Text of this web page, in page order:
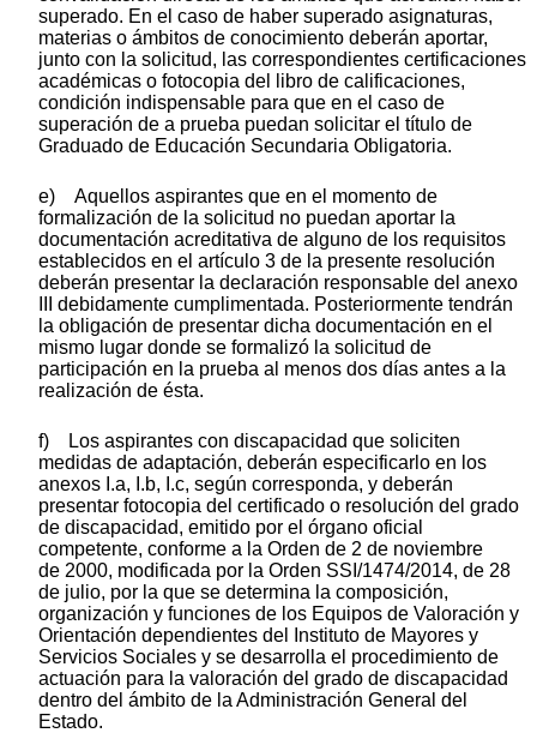
superado. En el caso de haber superado asignaturas,
materias o ámbitos de conocimiento deberán aportar,
junto con la solicitud, las correspondientes certificaciones
académicas o fotocopia del libro de calificaciones,
condición indispensable para que en el caso de
superación de a prueba puedan solicitar el título de
Graduado de Educación Secundaria Obligatoria.
e) Aquellos aspirantes que en el momento de
formalización de la solicitud no puedan aportar la
documentación acreditativa de alguno de los requisitos
establecidos en el artículo 3 de la presente resolución
deberán presentar la declaración responsable del anexo
III debidamente cumplimentada. Posteriormente tendrán
la obligación de presentar dicha documentación en el
mismo lugar donde se formalizó la solicitud de
participación en la prueba al menos dos días antes a la
realización de ésta.
f) Los aspirantes con discapacidad que soliciten
medidas de adaptación, deberán especificarlo en los
anexos I.a, I.b, I.c, según corresponda, y deberán
presentar fotocopia del certificado o resolución del grado
de discapacidad, emitido por el órgano oficial
competente, conforme a la Orden de 2 de noviembre
de 2000, modificada por la Orden SSI/1474/2014, de 28
de julio, por la que se determina la composición,
organización y funciones de los Equipos de Valoración y
Orientación dependientes del Instituto de Mayores y
Servicios Sociales y se desarrolla el procedimiento de
actuación para la valoración del grado de discapacidad
dentro del ámbito de la Administración General del
Estado.